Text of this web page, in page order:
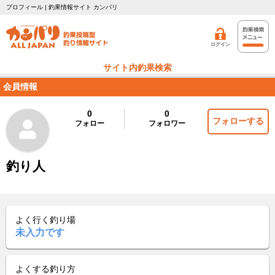
プロフィール | 釣果情報サイト カンパリ
ログイン
サイト内釣果検索
会員情報
0
フォロー
0
フォロワー フォローする
釣り人
よく行く釣り場
未入力です
よくする釣り方